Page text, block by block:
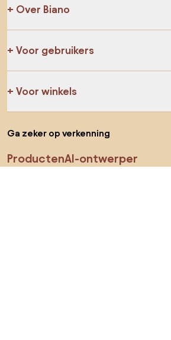
Over Biano
Voor gebruikers
Voor winkels
Ga zeker op verkenning
ProductenAI-ontwerper